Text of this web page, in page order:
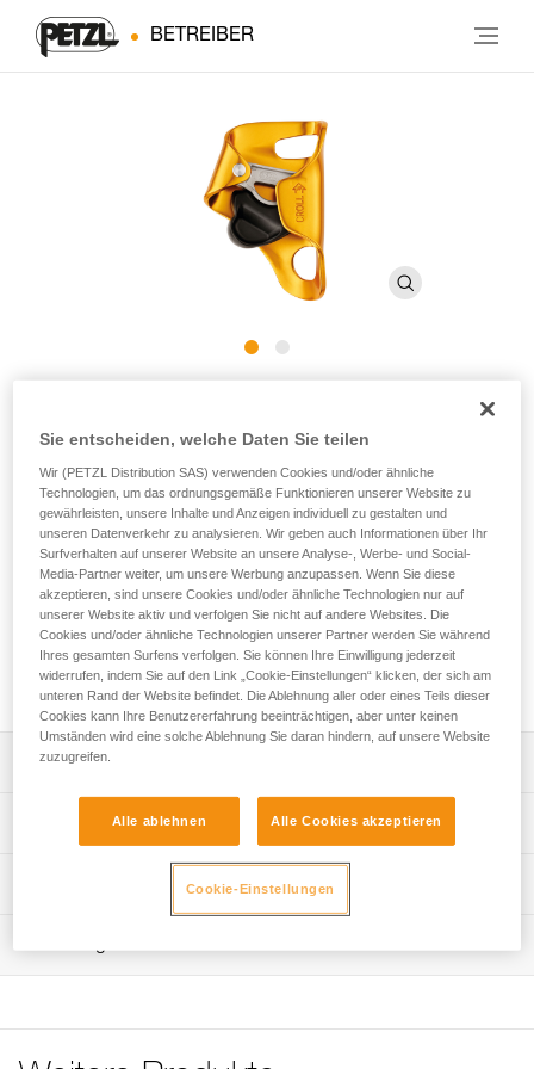
BETREIBER
Bruststeigklemme
Die für den Aufstieg am Seil konzipierte CROLL-
Bruststeigklemme ist dank ihres Öffnungssystems (Öffnen
der Sicherheitssperre durch Blockieren) einfach zu
bedienen. Um ein Hängenbleiben zu verhindern, wurde das
System komplett in die Seilklemme integriert. Die
Verbindungsösen sorgen für effizienten Halt während des
Aufstiegs. Zur Anpassung an unterschiedliche
Seildurchmesser ist sie in zwei Versionen verfügbar.
Leistungsverzeichnis
Wird in Kombination mit einer ASCENSION-
Einfach und effizient:
- Öffnen der Sicherheitssperre durch Blockieren für eine
einfache und schnelle Handhabung, - komplett in den
Edelstahl gewährleistet eine hohe
Technische Spezifikationen
Gewicht : 85 g
Technische Informationen
Das PDF herunterladen technical-notice-CROLL-3
CROLL-L
Sie entscheiden, welche Daten Sie teilen
Wir (PETZL Distribution SAS) verwenden Cookies und/oder ähnliche
Technologien, um das ordnungsgemäße Funktionieren unserer Website zu
gewährleisten, unsere Inhalte und Anzeigen individuell zu gestalten und
unseren Datenverkehr zu analysieren. Wir geben auch Informationen über Ihr
Surfverhalten auf unserer Website an unsere Analyse-, Werbe- und Social-
Media-Partner weiter, um unsere Werbung anzupassen. Wenn Sie diese
akzeptieren, sind unsere Cookies und/oder ähnliche Technologien nur auf
unserer Website aktiv und verfolgen Sie nicht auf andere Websites. Die
Cookies und/oder ähnliche Technologien unserer Partner werden Sie während
Ihres gesamten Surfens verfolgen. Sie können Ihre Einwilligung jederzeit
widerrufen, indem Sie auf den Link „Cookie-Einstellungen“ klicken, der sich am
unteren Rand der Website befindet. Die Ablehnung aller oder eines Teils dieser
Cookies kann Ihre Benutzererfahrung beeinträchtigen, aber unter keinen
Umständen wird eine solche Ablehnung Sie daran hindern, auf unsere Website
zuzugreifen.
Alle ablehnen Alle Cookies akzeptieren
Cookie-Einstellungen